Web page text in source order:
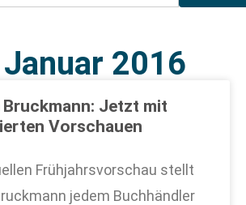
2016
Bruckmann: Jetzt mit
Vorschauen
Frühjahrsvorschau stellt
jedem Buchhändler